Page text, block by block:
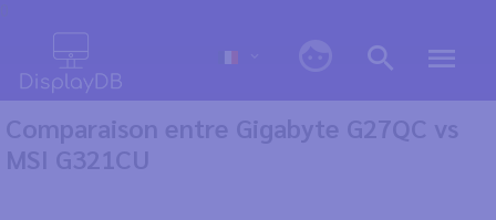
Comparaison entre Gigabyte G27QC vs
MSI G321CU